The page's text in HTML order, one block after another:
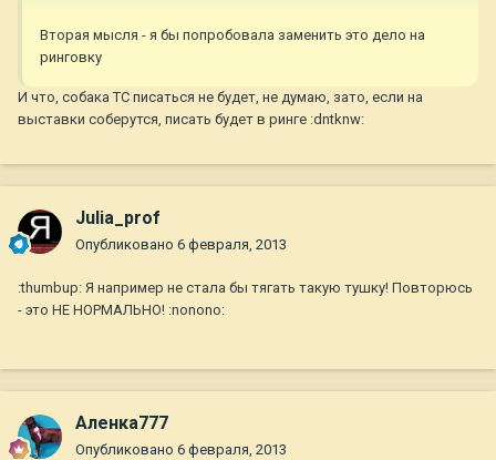
Вторая мысля - я бы попробовала заменить это дело на
ринговку
И что, собака ТС писаться не будет, не думаю, зато, если на
выставки соберутся, писать будет в ринге :dntknw:
Julia_prof
Опубликовано 6 февраля, 2013
:thumbup: Я например не стала бы тягать такую тушку! Повторюсь
- это НЕ НОРМАЛЬНО! :nonono:
Аленка777
Опубликовано 6 февраля, 2013